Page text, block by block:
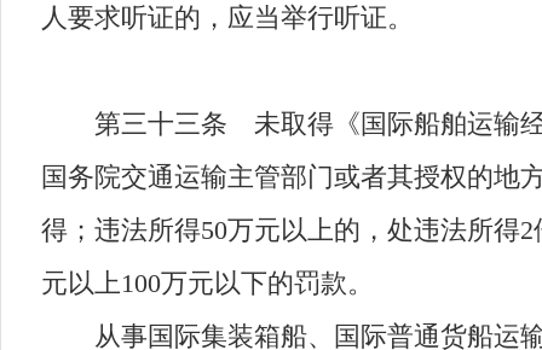
人要求听证的，应当举行听证。
第三十三条 未取得《国际船舶运输经
国务院交通运输主管部门或者其授权的地
得；违法所得50万元以上的，处违法所得
元以上100万元以下的罚款。
从事国际集装箱船、国际普通货船运输